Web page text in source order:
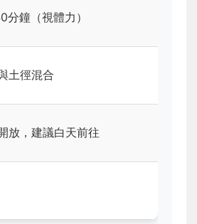
分鐘（視體力）
土徑混合
放，建議白天前往